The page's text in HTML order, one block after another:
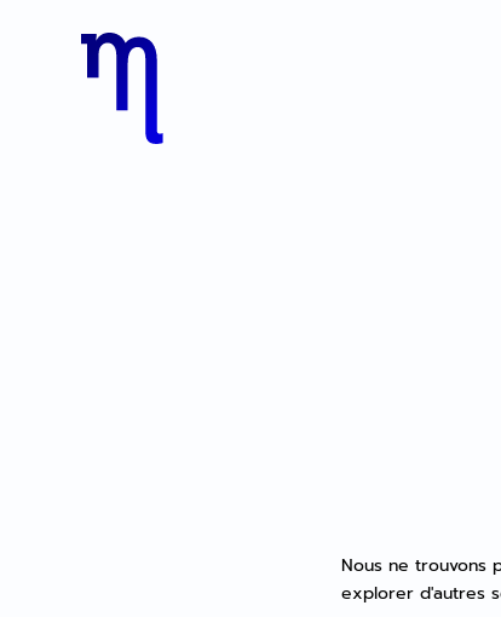
Nous ne trouvons
explorer d'autres